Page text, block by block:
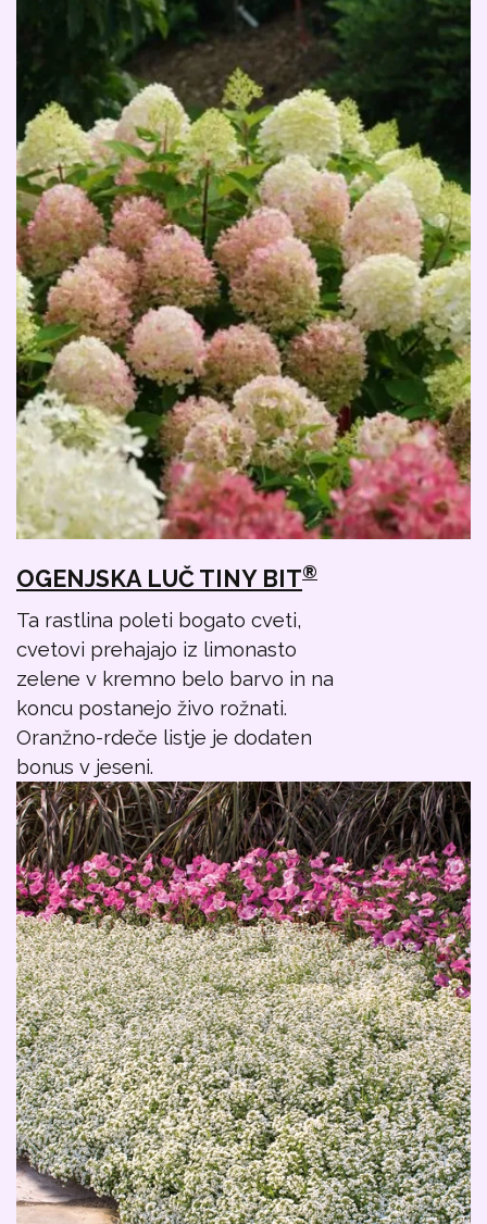
OGENJSKA LUČ TINY BIT®
Ta rastlina poleti bogato cveti,
cvetovi prehajajo iz limonasto
zelene v kremno belo barvo in na
koncu postanejo živo rožnati.
Oranžno-rdeče listje je dodaten
bonus v jeseni.